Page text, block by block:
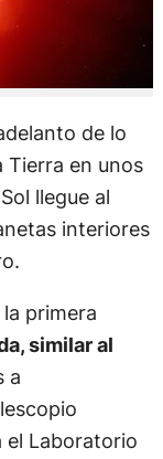
de lo
Tierra en unos
llegue al
interiores
primera
similar al
a
el Laboratorio